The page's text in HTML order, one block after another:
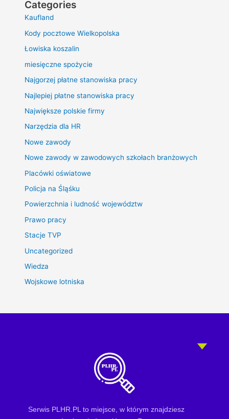
Categories
Kaufland
Kody pocztowe Wielkopolska
Łowiska koszalin
miesięczne spożycie
Najgorzej płatne stanowiska pracy
Najlepiej płatne stanowiska pracy
Największe polskie firmy
Narzędzia dla HR
Nowe zawody
Nowe zawody w zawodowych szkołach branżowych
Placówki oświatowe
Policja na Śląśku
Powierzchnia i ludność województw
Prawo pracy
Stacje TVP
Uncategorized
Wiedza
Wojskowe lotniska
Serwis PLHR.PL to miejsce, w którym znajdziesz